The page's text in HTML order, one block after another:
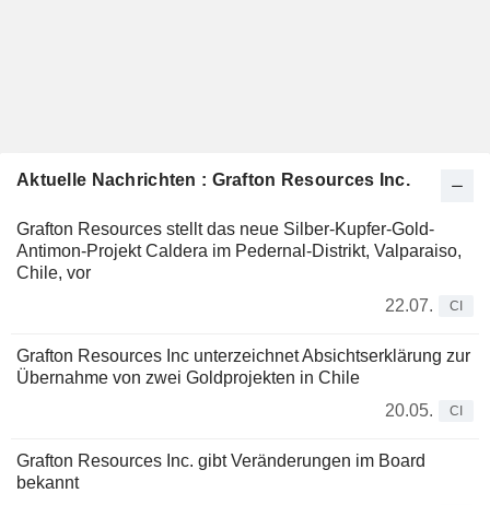
Aktuelle Nachrichten : Grafton Resources Inc.
Grafton Resources stellt das neue Silber-Kupfer-Gold-
Antimon-Projekt Caldera im Pedernal-Distrikt, Valparaiso,
Chile, vor
22.07.
CI
Grafton Resources Inc unterzeichnet Absichtserklärung zur
Übernahme von zwei Goldprojekten in Chile
20.05.
CI
Grafton Resources Inc. gibt Veränderungen im Board
bekannt